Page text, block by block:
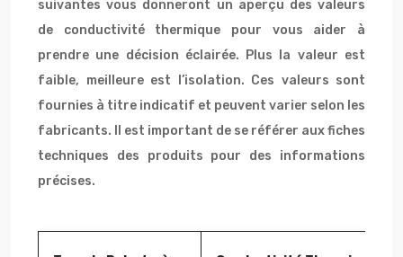
suivantes vous donneront un aperçu des valeurs
de conductivité thermique pour vous aider à
prendre une décision éclairée. Plus la valeur est
faible, meilleure est l’isolation. Ces valeurs sont
fournies à titre indicatif et peuvent varier selon les
fabricants. Il est important de se référer aux fiches
techniques des produits pour des informations
précises.